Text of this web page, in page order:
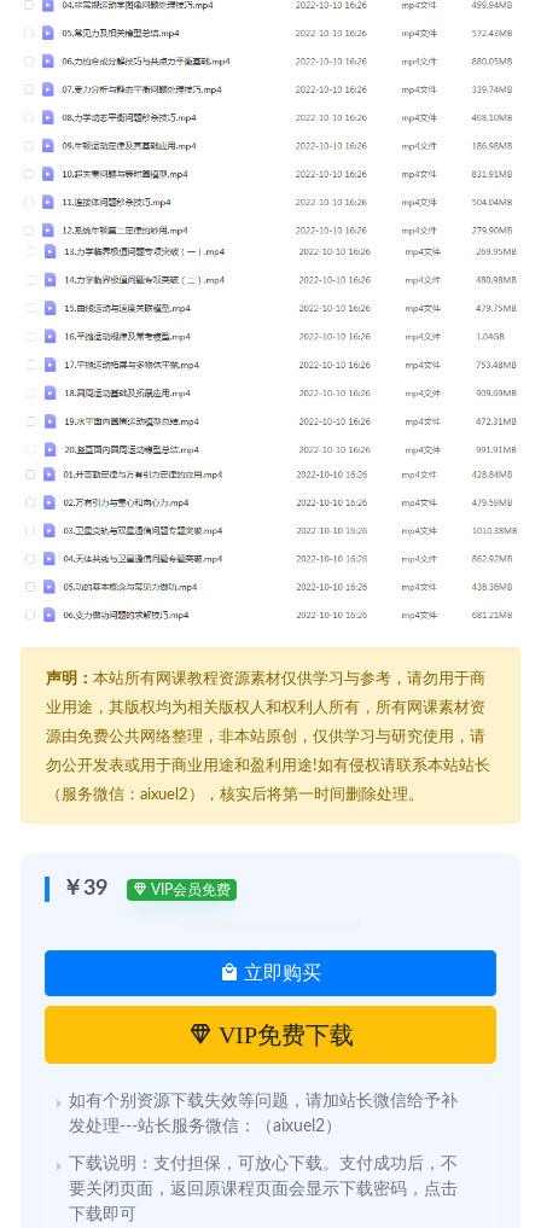
声明： 本站所有网课教程资源素材仅供学习与参考，请勿用于商
业用途，其版权均为相关版权人和权利人所有，所有网课素材资
源由免费公共网络整理，非本站原创，仅供学习与研究使用，请
勿公开发表或用于商业用途和盈利用途!如有侵权请联系本站站长
（服务微信：aixuel2），核实后将第一时间删除处理。
￥39 VIP会员免费
立即购买
VIP免费下载
如有个别资源下载失效等问题，请加站长微信给予补
发处理---站长服务微信：（aixuel2）
下载说明：支付担保，可放心下载。支付成功后，不
要关闭页面，返回原课程页面会显示下载密码，点击
下载即可